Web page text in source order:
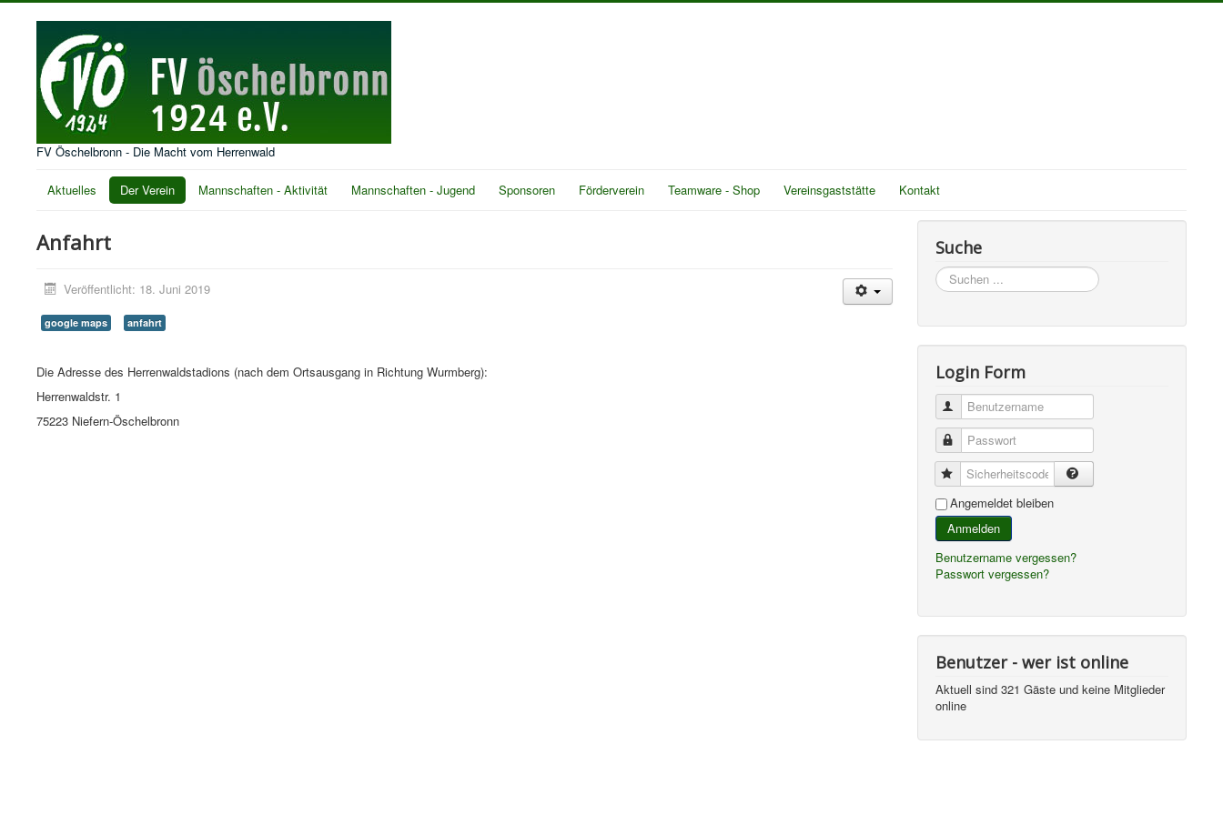
FV Öschelbronn - Die Macht vom Herrenwald
Aktuelles Der Verein Mannschaften - Aktivität Mannschaften - Jugend Sponsoren Förderverein Teamware - Shop Vereinsgaststätte Kontakt
Anfahrt
Veröffentlicht: 18. Juni 2019
google maps anfahrt
Die Adresse des Herrenwaldstadions (nach dem Ortsausgang in Richtung Wurmberg):
Herrenwaldstr. 1
75223 Niefern-Öschelbronn
Suche
Suchen
...
Login Form
Benutzername
Passwort
Sicherheitscode
Angemeldet bleiben
Anmelden
Benutzername vergessen?
Passwort vergessen?
Benutzer - wer ist online
Aktuell sind 321 Gäste und keine Mitglieder
online